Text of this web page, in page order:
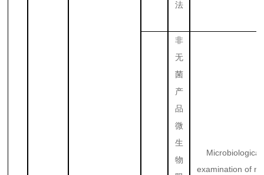
法
非
无
菌
产
品
微
生
物
Microbiological
examination of